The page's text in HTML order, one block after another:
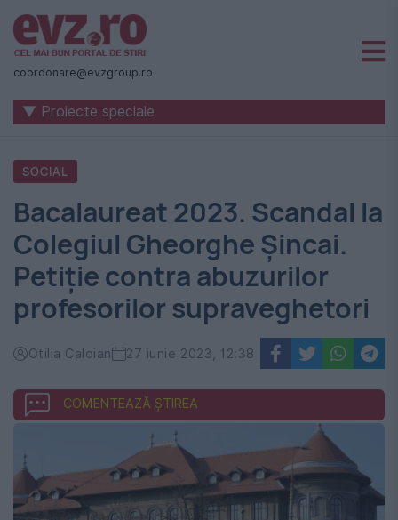
Știri
naționale
internaționale
România
-
Evenimentul
Zilei
coordonare@evzgroup.ro
▼ Proiecte speciale
SOCIAL
Bacalaureat 2023. Scandal la
Colegiul Gheorghe Șincai.
Petiție contra abuzurilor
profesorilor supraveghetori
Otilia Caloian 27 iunie 2023, 12:38
COMENTEAZĂ ȘTIREA